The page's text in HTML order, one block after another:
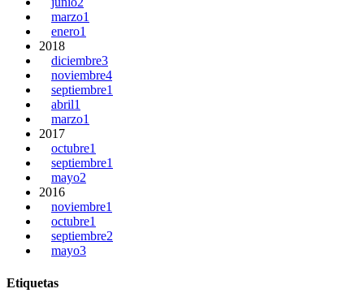
marzo1
enero1
2018
diciembre3
noviembre4
septiembre1
abril1
marzo1
2017
octubre1
septiembre1
mayo2
2016
noviembre1
octubre1
septiembre2
mayo3
Etiquetas